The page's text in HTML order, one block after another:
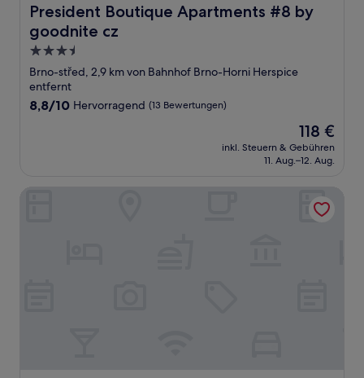
President Boutique Apartments #8 by
goodnite cz
President Boutique Apartments #8 by goodnite cz
3.5-
Sterne-
Unterkunft
Brno-střed, 2,9 km von Bahnhof Brno-Horni Herspice
entfernt
8.8
8,8/10 Hervorragend (13 Bewertungen)
Der
Preis
beträgt
118 €
inkl. Steuern & Gebühren
11. Aug.–12. Aug.